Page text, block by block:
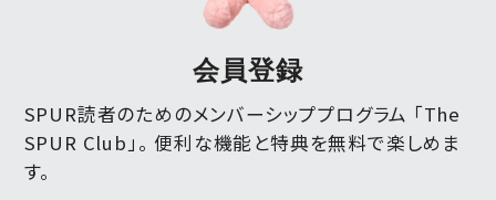
会員登録
SPUR読者のためのメンバーシッププログラム 「The
SPUR Club」。 便利な機能と特典を無料で楽しめま
す。